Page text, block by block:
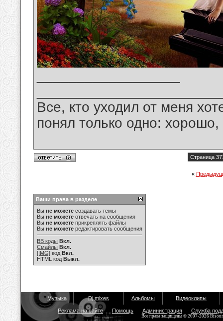
Все, кто уходил от меня
понял только одно:
Страница
«
Ваши права в разделе
Вы не можете создавать темы
Вы не можете отвечать на сообщения
Вы не можете прикреплять файлы
Вы не можете редактировать сообщения
BB коды Вкл.
Смайлы Вкл.
[IMG] код Вкл.
HTML код Выкл.
Музыка Dj mixes Альбомы Видеоклипы
Реклама на сайте Помощь Администрация Служба
Все права защищены © 2007-2026